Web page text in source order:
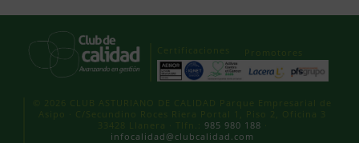
Certificaciones Promotores
© 2026 CLUB ASTURIANO DE CALIDAD Parque Empresarial de
Asipo · C/Secundino Roces Riera Portal 1, Piso 2, Oficina 3
33428 Llanera · Tlfn.: 985 980 188
infocalidad@clubcalidad.com